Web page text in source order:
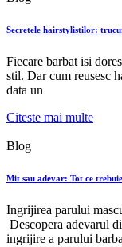
Secretele hairstylistilor:
Fiecare barbat isi
stil. Dar cum reusesc
data un
Citeste mai multe
Blog
Mit sau adevar: Tot ce
Ingrijirea parului
Descopera adevarul
ingrijire a parului